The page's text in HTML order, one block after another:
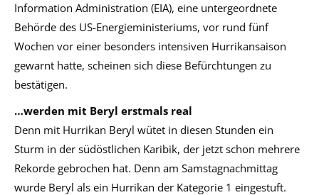
Information Administration (EIA), eine untergeordnete
Behörde des US-Energieministeriums, vor rund fünf
Wochen vor einer besonders intensiven Hurrikansaison
gewarnt hatte, scheinen sich diese Befürchtungen zu
bestätigen.
…werden mit Beryl erstmals real
Denn mit Hurrikan Beryl wütet in diesen Stunden ein
Sturm in der südöstlichen Karibik, der jetzt schon mehrere
Rekorde gebrochen hat. Denn am Samstagnachmittag
wurde Beryl als ein Hurrikan der Kategorie 1 eingestuft.